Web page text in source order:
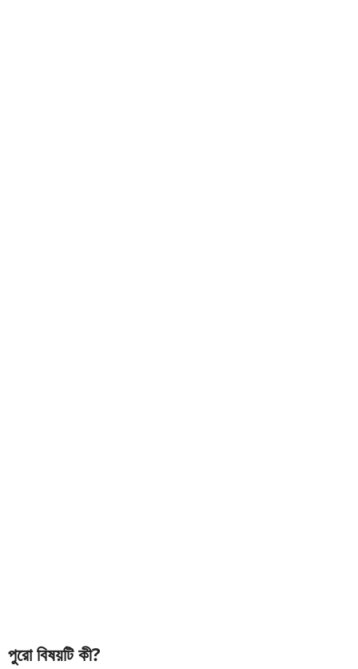
পুরো বিষয়টি কী?